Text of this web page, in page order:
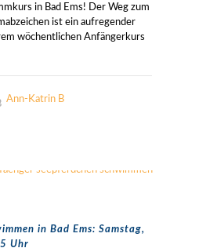
in Bad Ems! Der Weg zum
ist ein aufregender
wöchentlichen Anfängerkurs
Ann-Katrin B
in Bad Ems: Samstag,
Uhr